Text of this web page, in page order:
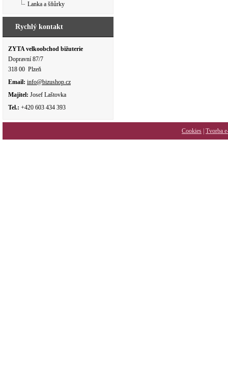
Lanka a šňůrky
Rychlý kontakt
ZYTA velkoobchod bižuterie
Dopravní 87/7
318 00 Plzeň
Email: info@bizushop.cz
Majitel: Josef Laštovka
Tel.: +420 603 434 393
Cookies Tvorba